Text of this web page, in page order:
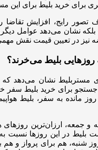
برای خرید بلیط برای این
تصور رایج، افزایش
نشان می‌دهد عوامل دیگری
در تعیین قیمت‌ نقش
بلیط می‌خرند؟
مستربلیط نشان می‌دهد که
آغاز کرده و ۳ روز مانده به سفر،
و جمعه، ارزان‌ترین روزهای
بلیط در این روزها نسبت
شنبه، هم برای پرواز و هم